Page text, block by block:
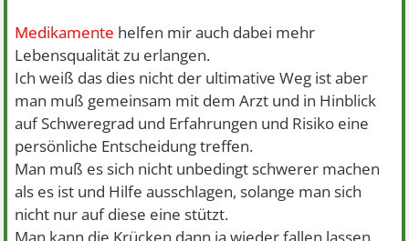
Medikamente helfen mir auch dabei mehr
Lebensqualität zu erlangen.
Ich weiß das dies nicht der ultimative Weg ist aber
man muß gemeinsam mit dem Arzt und in Hinblick
auf Schweregrad und Erfahrungen und Risiko eine
persönliche Entscheidung treffen.
Man muß es sich nicht unbedingt schwerer machen
als es ist und Hilfe ausschlagen, solange man sich
nicht nur auf diese eine stützt.